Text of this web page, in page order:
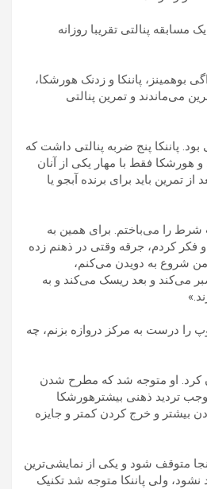
مسابقه پنالتی تقریبا روزانه
بوهمینز، پاننکا و زدنک هورشکا،
می‌ماندند و تمرین پنالتی
پاننکا پنج ضربه پنالتی داشت که
و هورشکا فقط با مهار یکی از آنان
تمرین باید برای برنده آبجو یا
شرط را می‌باختم. برای همین به
کردم، جرقه وقتی در ذهنم زده
شروع به دویدن می‌کنم،
صبر می‌کند و بعد ریسک می‌کند و به
را درست به مرکز دروازه بزنم، چه
کرد. او متوجه شد که مطرح شدن
تردید ذهنی بیشترهورشکا
بیشتر و خرج کردن کمتر و جایزه
متوقف شود و یکی از نمایشی‌ترین
ولی پاننکا متوجه شد تکنیک